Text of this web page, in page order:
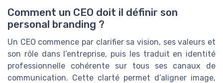
Comment un CEO doit il définir son
personal branding ?
Un CEO commence par clarifier sa vision, ses valeurs et
son rôle dans l’entreprise, puis les traduit en identité
professionnelle cohérente sur tous ses canaux de
communication. Cette clarté permet d’aligner image,